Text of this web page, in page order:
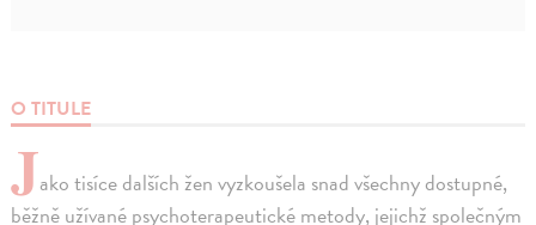
O TITULE
Jako tisíce dalších žen vyzkoušela snad všechny dostupné,
běžně užívané psychoterapeutické metody, jejichž společným